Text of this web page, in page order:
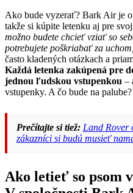
Ako bude vyzerať? Bark Air je
takže si kúpite letenku aj pre
možno budete chcieť vziať so
potrebujete poškriabať za
často kladených otázkach a
Každá letenka zakúpená pre
jednou ľudskou vstupenkou –
vstupenky. A čo bude na palube?
Prečítajte si tiež: Land Rover
zákazníci si budú musieť
Ako letieť so psom